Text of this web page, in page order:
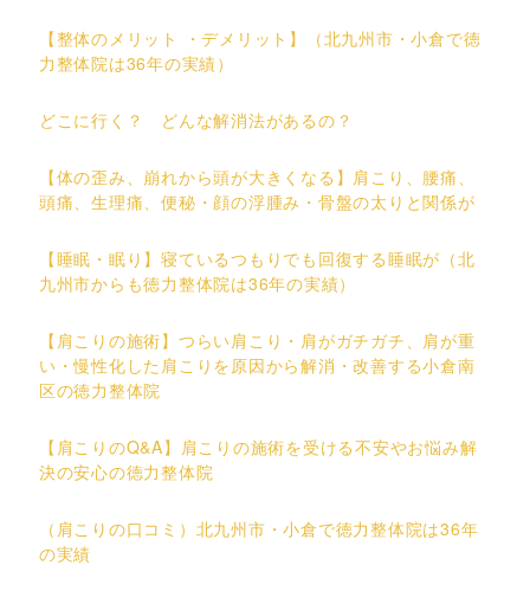
【整体のメリット ・デメリット】（北九州市・小倉で徳
力整体院は36年の実績）
どこに行く？ どんな解消法があるの？
【体の歪み、崩れから頭が大きくなる】肩こり、腰痛、
頭痛、生理痛、便秘・顔の浮腫み・骨盤の太りと関係が
【睡眠・眠り】寝ているつもりでも回復する睡眠が（北
九州市からも徳力整体院は36年の実績）
【肩こりの施術】つらい肩こり・肩がガチガチ、肩が重
い・慢性化した肩こりを原因から解消・改善する小倉南
区の徳力整体院
【肩こりのQ&A】肩こりの施術を受ける不安やお悩み解
決の安心の徳力整体院
（肩こりの口コミ）北九州市・小倉で徳力整体院は36年
の実績